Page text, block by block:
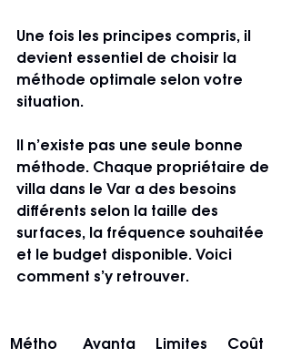
Une fois les principes compris, il
devient essentiel de choisir la
méthode optimale selon votre
situation.
Il n’existe pas une seule bonne
méthode. Chaque propriétaire de
villa dans le Var a des besoins
différents selon la taille des
surfaces, la fréquence souhaitée
et le budget disponible. Voici
comment s’y retrouver.
Métho
Avanta
Limites
Coût